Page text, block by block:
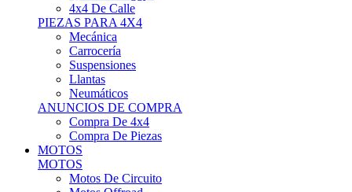
4x4 De Calle
PIEZAS PARA 4X4
Mecánica
Carrocería
Suspensiones
Llantas
Neumáticos
ANUNCIOS DE COMPRA
Compra De 4x4
Compra De Piezas
MOTOS
MOTOS
Motos De Circuito